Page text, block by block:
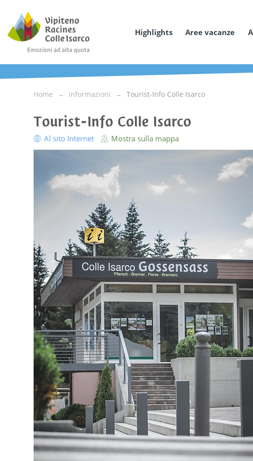
Highlights Aree vacanze
Home Informazioni Tourist-Info Colle Isarco
Tourist-Info Colle Isarco
Al sito Internet Mostra sulla mappa